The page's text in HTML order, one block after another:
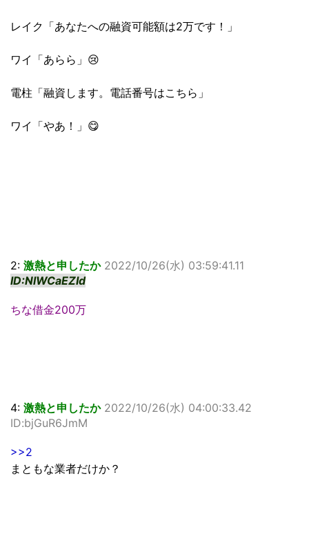
レイク「あなたへの融資可能額は2万です！」
ワイ「あらら」😢
電柱「融資します。電話番号はこちら」
ワイ「やあ！」😋
2: 激熱と申したか 2022/10/26(水) 03:59:41.11
ID:NlWCaEZId
ちな借金200万
4: 激熱と申したか 2022/10/26(水) 04:00:33.42
ID:bjGuR6JmM
>>2
まともな業者だけか？